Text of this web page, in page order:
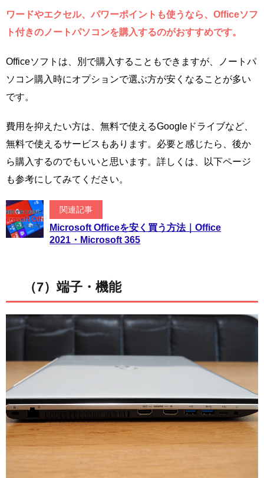
ワードやエクセル、パワーポイントも使うなら、Officeソフ
ト付きのノートパソコンを購入するのがおすすめです。
Officeソフトは、別で購入することもできますが、ノートパ
ソコン購入時にオプションで選ぶ方が安くなることが多い
です。
費用を抑えたい方は、無料で使えるGoogleドライブなど、
無料で使えるサービスもあります。必要と感じたら、後か
ら購入するのでもいいと思います。詳しくは、以下ページ
も参考にしてみてください。
関連記事
Microsoft Officeを安く買う方法｜Office
2021・Microsoft 365
（7）端子・機能